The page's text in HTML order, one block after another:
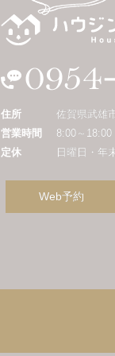
住所
佐賀県武雄
営業時間
8:00～
定休
日曜日・年
Web予約